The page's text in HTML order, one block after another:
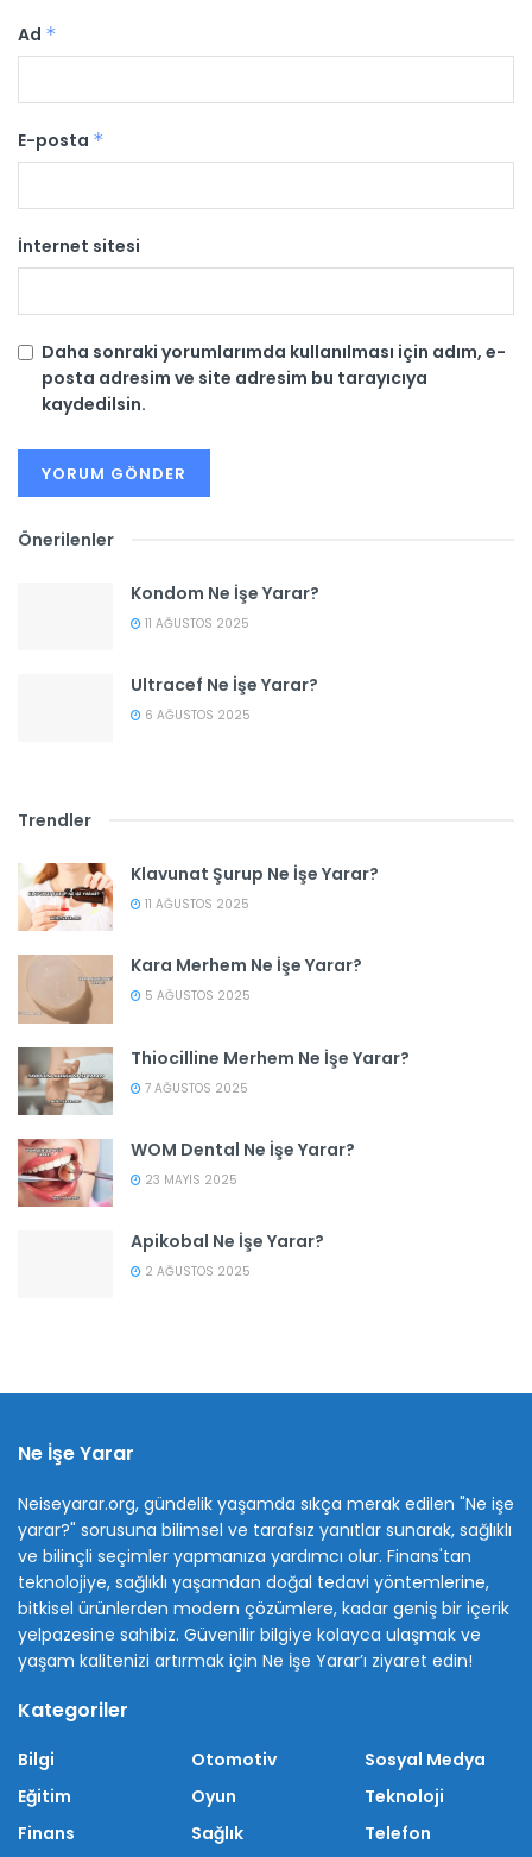
Ad *
E-posta *
İnternet sitesi
Daha sonraki yorumlarımda kullanılması için adım, e-
posta adresim ve site adresim bu tarayıcıya
kaydedilsin.
Önerilenler
Kondom Ne İşe Yarar?
11 AĞUSTOS 2025
Ultracef Ne İşe Yarar?
6 AĞUSTOS 2025
Trendler
Klavunat Şurup Ne İşe Yarar?
11 AĞUSTOS 2025
Kara Merhem Ne İşe Yarar?
5 AĞUSTOS 2025
Thiocilline Merhem Ne İşe Yarar?
7 AĞUSTOS 2025
WOM Dental Ne İşe Yarar?
23 MAYIS 2025
Apikobal Ne İşe Yarar?
2 AĞUSTOS 2025
Ne İşe Yarar
Neiseyarar.org, gündelik yaşamda sıkça merak edilen "Ne işe
yarar?" sorusuna bilimsel ve tarafsız yanıtlar sunarak, sağlıklı
ve bilinçli seçimler yapmanıza yardımcı olur. Finans'tan
teknolojiye, sağlıklı yaşamdan doğal tedavi yöntemlerine,
bitkisel ürünlerden modern çözümlere, kadar geniş bir içerik
yelpazesine sahibiz. Güvenilir bilgiye kolayca ulaşmak ve
yaşam kalitenizi artırmak için Ne İşe Yarar’ı ziyaret edin!
Kategoriler
Bilgi
Eğitim
Finans
Otomotiv
Oyun
Sağlık
Sosyal Medya
Teknoloji
Telefon